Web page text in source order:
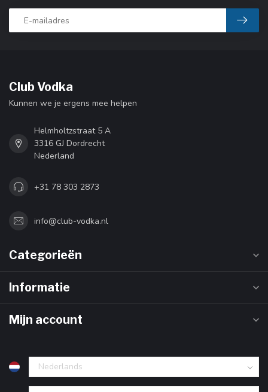
Club Vodka
Kunnen we je ergens mee helpen
Helmholtzstraat 5 A
3316 GJ Dordrecht
Nederland
+31 78 303 2873
info@club-vodka.nl
Categorieën
Informatie
Mijn account